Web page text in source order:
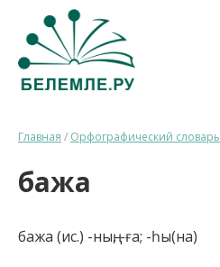
Главная / Орфографический словарь
бажа
бажа (ис.) -ның, -ға; -һы(на)